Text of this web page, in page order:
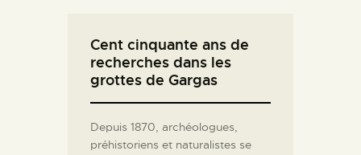
Cent cinquante ans de
recherches dans les
grottes de Gargas
Depuis 1870, archéologues,
préhistoriens et naturalistes se